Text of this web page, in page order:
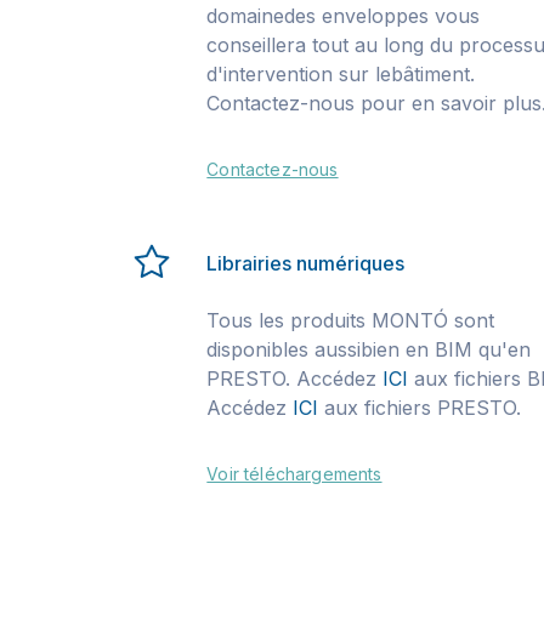
domainedes enveloppes vous
conseillera tout au long du
d'intervention sur lebâtiment.
Contactez-nous pour en savoir
Contactez-nous
Librairies numériques
Tous les produits MONTÓ sont
disponibles aussibien en BIM qu'en
PRESTO. Accédez ICI aux fichiers
Accédez ICI aux fichiers PRESTO.
Voir téléchargements